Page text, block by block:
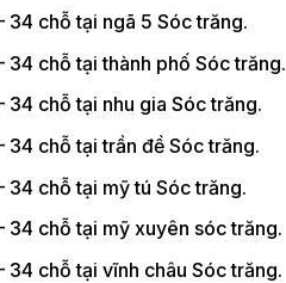
34 chỗ tại ngã 5 Sóc trăng.
chỗ tại thành phố Sóc trăng.
chỗ tại nhu gia Sóc trăng.
34 chỗ tại trần đề Sóc trăng.
34 chỗ tại mỹ tú Sóc trăng.
34 chỗ tại mỹ xuyên sóc trăng.
chỗ tại vĩnh châu Sóc trăng.